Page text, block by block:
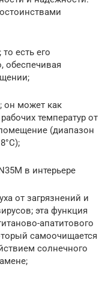
есть его
обеспечивая
он может как
температур от
(диапазон
в интерьере
от загрязнений и
эта функция
апатитового
самоочищается
солнечного